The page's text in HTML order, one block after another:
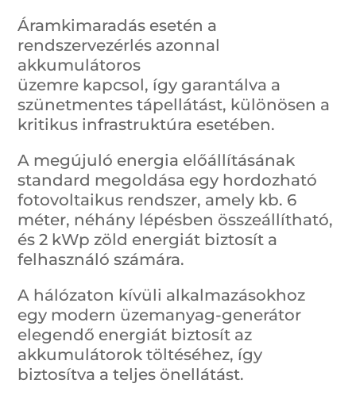
Áramkimaradás esetén a
rendszervezérlés azonnal
akkumulátoros
üzemre kapcsol, így garantálva a
szünetmentes tápellátást, különösen a
kritikus infrastruktúra esetében.
A megújuló energia előállításának
standard megoldása egy hordozható
fotovoltaikus rendszer, amely kb. 6
méter, néhány lépésben összeállítható,
és 2 kWp zöld energiát biztosít a
felhasználó számára.
A hálózaton kívüli alkalmazásokhoz
egy modern üzemanyag-generátor
elegendő energiát biztosít az
akkumulátorok töltéséhez, így
biztosítva a teljes önellátást.